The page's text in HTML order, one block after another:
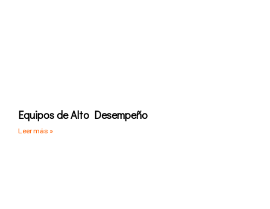
Equipos de Alto Desempeño
Leer más »